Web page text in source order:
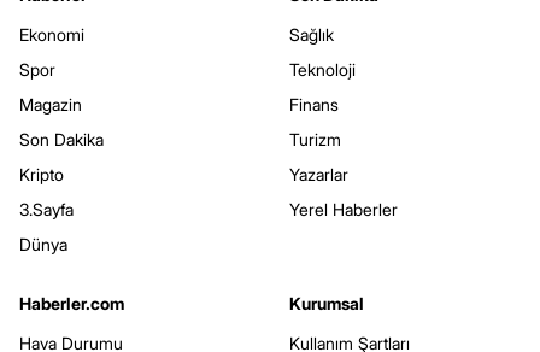
Ekonomi
Spor
Magazin
Son Dakika
Kripto
3.Sayfa
Dünya
Sağlık
Teknoloji
Finans
Turizm
Yazarlar
Yerel Haberler
Haberler.com
Hava Durumu
Kurumsal
Kullanım Şartları